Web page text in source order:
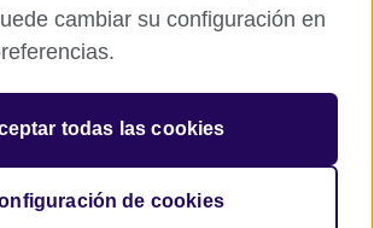
international organisation for cultural
opportunities.
cambiar su configuración en
todas las cookies
de cookies